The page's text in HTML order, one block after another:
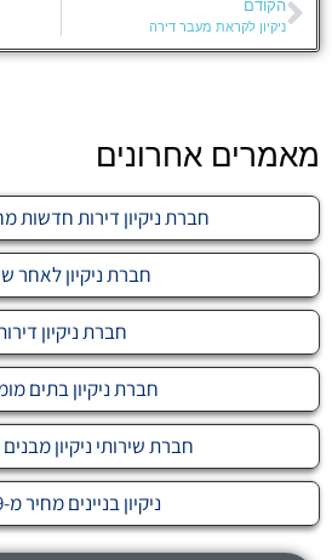
הקודם
ניקיון לקראת מעבר דירה
מאמרים אחרונים
חברת ניקיון דירות חדשות
חברת ניקיון לאחר
חברת ניקיון
חברת ניקיון בתים
חברת שירותי ניקיון
ניקיון בניינים מחיר מ-₪699